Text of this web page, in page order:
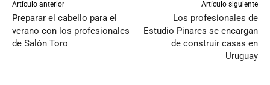
Artículo anterior
Preparar el cabello para el
verano con los profesionales
de Salón Toro
Artículo siguiente
Los profesionales de
Estudio Pinares se encargan
de construir casas en
Uruguay